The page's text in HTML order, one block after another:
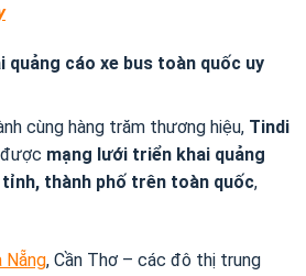
cáo xe bus toàn quốc uy
cùng hàng trăm thương hiệu, Tindi
mạng lưới triển khai quảng
thành phố trên toàn quốc,
Nẵng, Cần Thơ – các đô thị trung